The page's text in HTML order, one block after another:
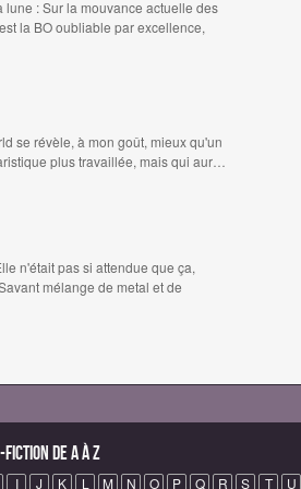
: Sur la mouvance actuelle des
la BO oubliable par excellence,
se révèle, à mon goût, mieux qu'un
plus travaillée, mais qui aur…
n'était pas si attendue que ça,
mélange de metal et de
de A à Z
I J K L M N O P Q R S T U